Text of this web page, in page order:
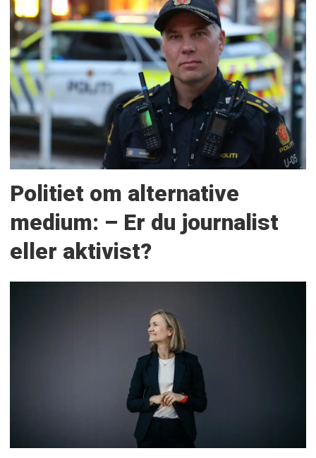
Politiet om alternative
medium: – Er du journalist
eller aktivist?